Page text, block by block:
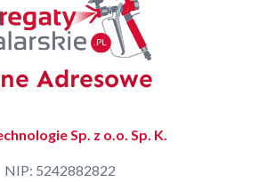
Adresowe
Sp. z o.o. Sp. K.
NIP: 5242882822